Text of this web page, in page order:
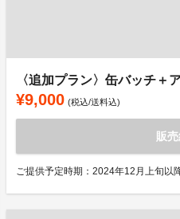
〈追加プラン〉缶バッチ＋
¥9,000 (税込/送料込)
販
ご提供予定時期：2024年12月上旬以